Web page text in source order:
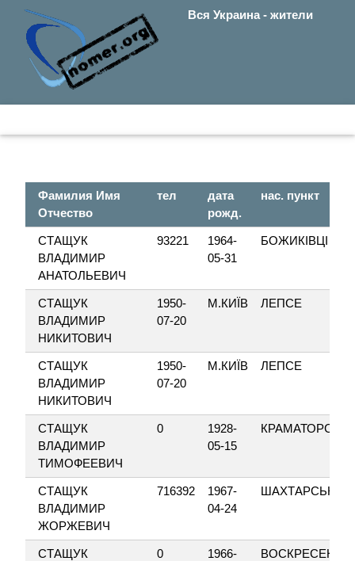
Вся Украина - жители
Фамилия Имя
Отчество
тел
дата
рожд.
нас. пункт
СТАЩУК
ВЛАДИМИР
АНАТОЛЬЕВИЧ
93221
1964-
05-31
БОЖИКІВЦІ
СТАЩУК
ВЛАДИМИР
НИКИТОВИЧ
1950-
07-20
М.КИЇВ ЛЕПСЕ
СТАЩУК
ВЛАДИМИР
НИКИТОВИЧ
1950-
07-20
М.КИЇВ ЛЕПСЕ
СТАЩУК
ВЛАДИМИР
ТИМОФЕЕВИЧ
0
1928-
05-15
КРАМАТОРСЬК
СТАЩУК
ВЛАДИМИР
ЖОРЖЕВИЧ
716392
1967-
04-24
ШАХТАРСЬК
СТАЩУК
0
1966-
ВОСКРЕСЕНКА